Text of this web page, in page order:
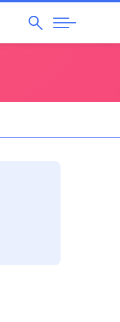
Pesquisar
Abrir
Navegação